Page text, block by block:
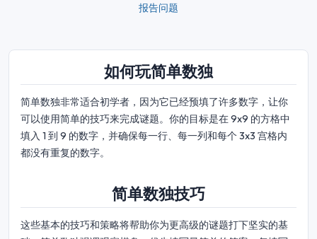
报告问题
如何玩简单数独
简单数独非常适合初学者，因为它已经预填了许多数字，让你
可以使用简单的技巧来完成谜题。你的目标是在 9x9 的方格中
填入 1 到 9 的数字，并确保每一行、每一列和每个 3x3 宫格内
都没有重复的数字。
简单数独技巧
这些基本的技巧和策略将帮助你为更高级的谜题打下坚实的基